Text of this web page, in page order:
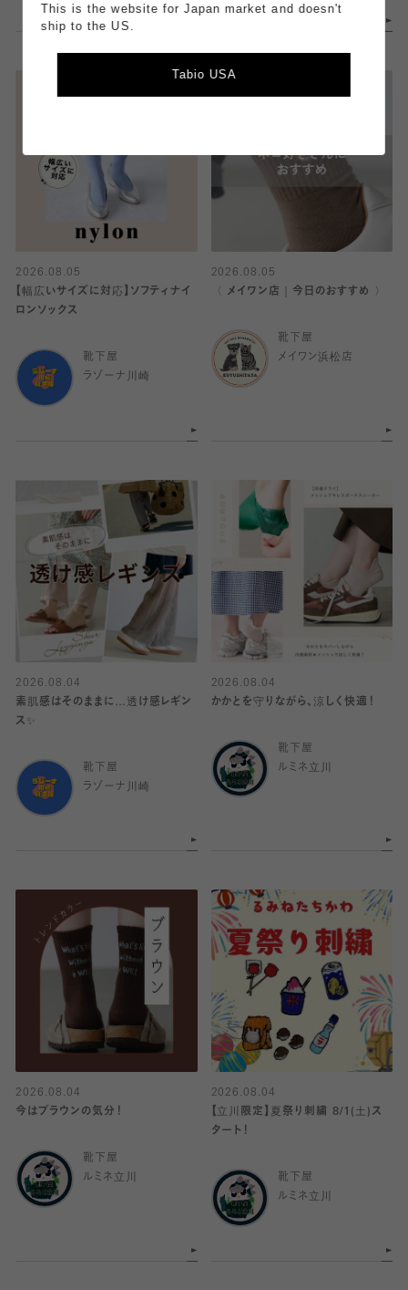
2026.08.05
【幅広いサイズに対応】ソフティナイ
ロンソックス
靴下屋
ラゾーナ川崎
2026.08.05
〈 メイワン店｜今日のおすすめ 〉
靴下屋
メイワン浜松店
2026.08.04
素肌感はそのままに…透け感レギン
ス✨
靴下屋
ラゾーナ川崎
2026.08.04
かかとを守りながら、涼しく快適！
靴下屋
ルミネ立川
2026.08.04
今はブラウンの気分！
靴下屋
ルミネ立川
2026.08.04
【立川限定】夏祭り刺繍 8/1(土)ス
タート！
靴下屋
ルミネ立川
This is the website for Japan market and doesn't
ship to the US.
Tabio USA